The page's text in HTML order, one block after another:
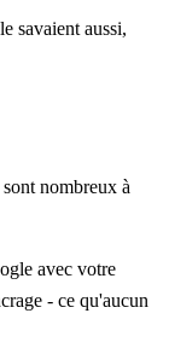
savaient aussi,
nombreux à
avec votre
- ce qu'aucun